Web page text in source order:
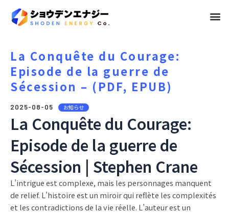
メ
La Conquête du Courage:
Episode de la guerre de
Sécession – (PDF, EPUB)
2025-08-05 お知らせ
La Conquête du Courage:
Episode de la guerre de
Sécession | Stephen Crane
L’intrigue est complexe, mais les personnages manquent
de relief. L’histoire est un miroir qui reflète les complexités
et les contradictions de la vie réelle. L’auteur est un